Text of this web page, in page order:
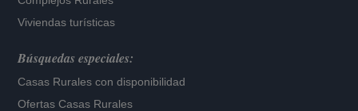
Viviendas turísticas
Búsquedas especiales:
Casas Rurales con disponibilidad
Ofertas Casas Rurales